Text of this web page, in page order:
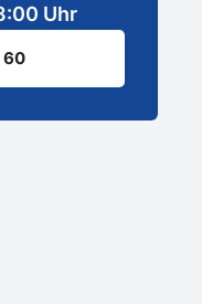
Uhr
60